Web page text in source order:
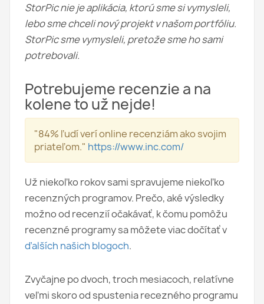
StorPic nie je aplikácia, ktorú sme si vymysleli,
lebo sme chceli nový projekt v našom portfóliu.
StorPic sme vymysleli, pretože sme ho sami
potrebovali.
Potrebujeme recenzie a na
kolene to už nejde!
"84% ľudí verí online recenziám ako svojim
priateľom." https://www.inc.com/
Už niekoľko rokov sami spravujeme niekoľko
recenzných programov. Prečo, aké výsledky
možno od recenzií očakávať, k čomu pomôžu
recenzné programy sa môžete viac dočítať v
ďalších našich blogoch.
Zvyčajne po dvoch, troch mesiacoch, relatívne
veľmi skoro od spustenia recezného programu